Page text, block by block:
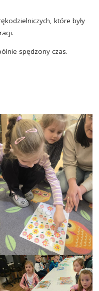
które były
spędzony czas.